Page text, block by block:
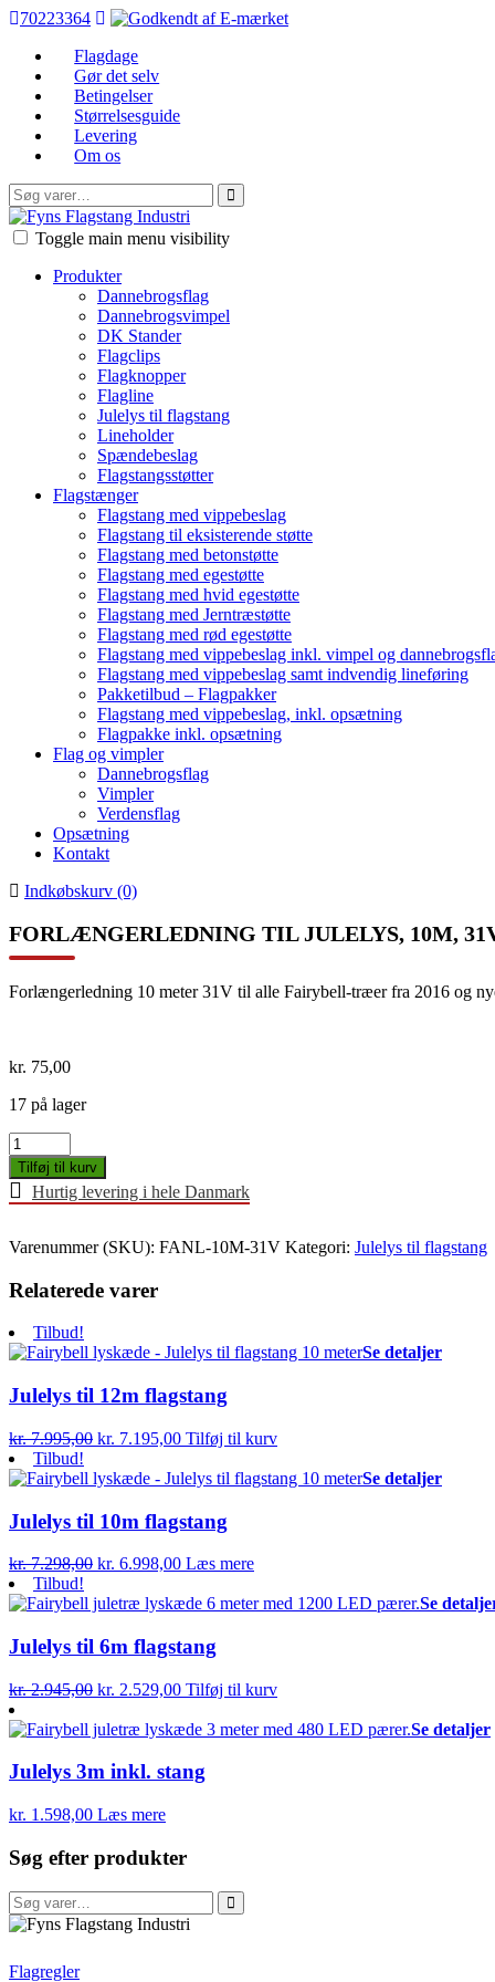
70223364
Flagdage
Gør det selv
Betingelser
Størrelsesguide
Levering
Om os
Søg
efter:
FFI
Toggle main menu visibility
Produkter
Dannebrogsflag
Dannebrogsvimpel
DK Stander
Flagclips
Flagknopper
Flagline
Julelys til flagstang
Lineholder
Spændebeslag
Flagstangsstøtter
Flagstænger
Flagstang med vippebeslag
Flagstang til eksisterende støtte
Flagstang med betonstøtte
Flagstang med egestøtte
Flagstang med hvid egestøtte
Flagstang med Jerntræstøtte
Flagstang med rød egestøtte
Flagstang med vippebeslag inkl. vimpel og
Flagstang med vippebeslag samt indvendig lineføring
Pakketilbud – Flagpakker
Flagstang med vippebeslag, inkl. opsætning
Flagpakke inkl. opsætning
Flag og vimpler
Dannebrogsflag
Vimpler
Verdensflag
Opsætning
Kontakt
Indkøbskurv (0)
FORLÆNGERLEDNING TIL JULELYS, 10M,
Forlængerledning 10 meter 31V til alle Fairybell-træer fra 2016 og
kr. 75,00
17 på lager
Forlængerledning
til
julelys,
10m,
antal
Tilføj til kurv
Hurtig levering i hele Danmark
Varenummer (SKU): FANL-10M-31V Kategori: Julelys til flagstang
Relaterede varer
Tilbud!
Se detaljer
Julelys til 12m flagstang
kr.7.995,00 Den
pris
kr. 7.995,00.
kr. 7.195,00Den
pris
kr. 7.195,00.
Tilføj til kurv
Tilbud!
Se detaljer
Julelys til 10m flagstang
kr.7.298,00 Den
pris
kr. 7.298,00.
kr. 6.998,00Den
pris
kr. 6.998,00.
Læs mere
Tilbud!
Se
Julelys til 6m flagstang
kr.2.945,00 Den
pris
kr. 2.945,00.
kr. 2.529,00Den
pris
kr. 2.529,00.
Tilføj til kurv
Se detaljer
Julelys 3m inkl. stang
kr. 1.598,00 Læs mere
Søg efter produkter
Søg
efter:
FFI
Flagregler